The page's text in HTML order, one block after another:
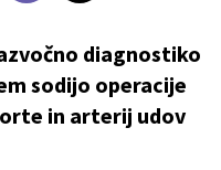
diagnostiko
sodijo operacije
in arterij udov